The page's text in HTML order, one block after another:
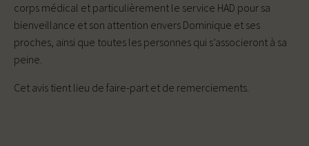
corps médical et particulièrement le service HAD pour sa
bienveillance et son attention envers Dominique et ses
proches, ainsi que toutes les personnes qui s’associeront à sa
peine.
Cet avis tient lieu de faire-part et de remerciements.